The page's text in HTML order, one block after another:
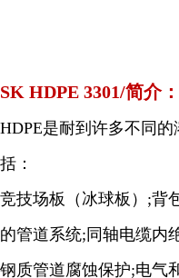
SK HDPE 3301/简介：
HDPE是耐到许多不同
括：
竞技场板（冰球板）;背
的管道系统;同轴电缆内
钢质管道腐蚀保护;电气